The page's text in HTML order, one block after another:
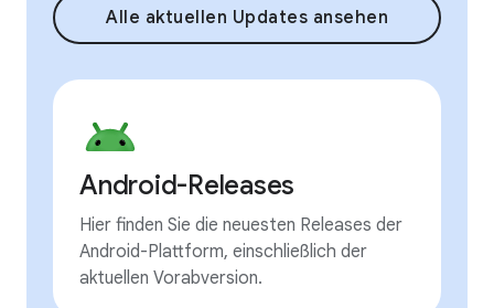
Alle aktuellen Updates ansehen
Android-Releases
Hier finden Sie die neuesten Releases der
Android-Plattform, einschließlich der
aktuellen Vorabversion.